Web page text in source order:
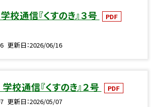
通信『くすのき』３号 PDF
更新日 2026/06/16
通信『くすのき』２号
PDF
更新日 2026/05/07